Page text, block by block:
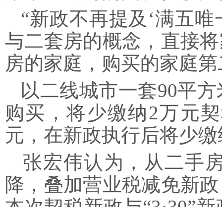
“新政不再提及‘满五唯
与二套房的概念，直接
房的家庭，购买的家庭
以二线城市一套90平方
购买，将少缴纳2万元
元，在新政执行后将少
张宏伟认为，从二手
降，叠加营业税减免新